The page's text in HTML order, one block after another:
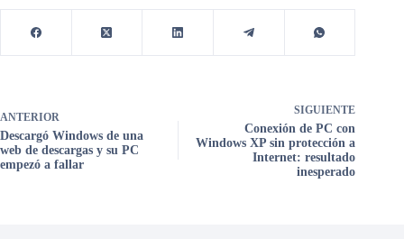
ANTERIOR
Descargó Windows de una
web de descargas y su PC
empezó a fallar
SIGUIENTE
Conexión de PC con
Windows XP sin protección a
Internet: resultado
inesperado